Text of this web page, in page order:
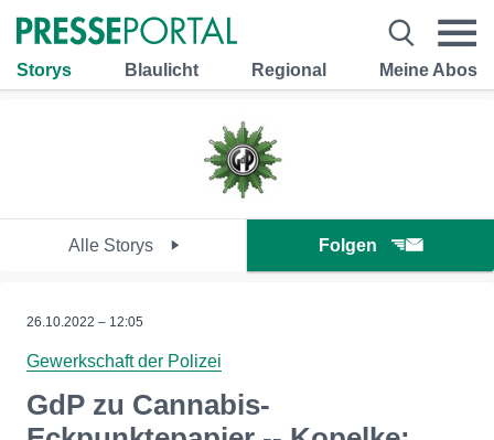
Storys Blaulicht Regional Meine Abos
Alle Storys Folgen
26.10.2022 – 12:05
Gewerkschaft der Polizei
GdP zu Cannabis-